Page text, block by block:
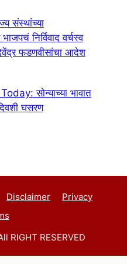
संस्थांच्या
निर्विवाद वर्चस्व
फडणवीसांचा आदेश
सोन्याच्या भावात
घसरण
Disclaimer
Privacy
RIGHT RESERVED